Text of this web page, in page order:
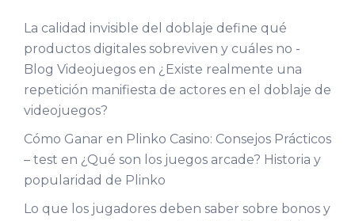
La calidad invisible del doblaje define qué
productos digitales sobreviven y cuáles no -
Blog Videojuegos en ¿Existe realmente una
repetición manifiesta de actores en el doblaje de
videojuegos?
Cómo Ganar en Plinko Casino: Consejos Prácticos
– test en ¿Qué son los juegos arcade? Historia y
popularidad de Plinko
Lo que los jugadores deben saber sobre bonos y